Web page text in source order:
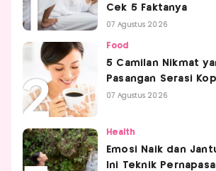
Cek 5 Faktanya
07 Agustus 2026
Food
5 Camilan Nikmat
Pasangan Serasi
07 Agustus 2026
Health
Emosi Naik dan
Ini Teknik